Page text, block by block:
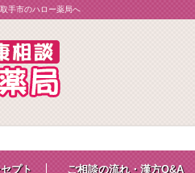
手市のハロー薬局へ
プト ご相談の流れ・漢方Q&A